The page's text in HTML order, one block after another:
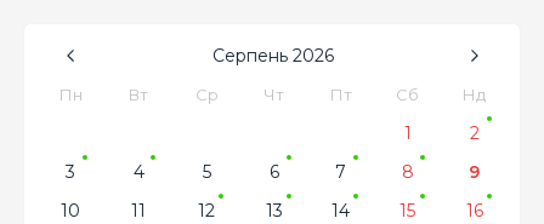
Серпень 2026
Пн Вт Ср Чт Пт Сб Нд
1
2
3
4 5 6 7 8
9
10
11 12 13 14 15
16